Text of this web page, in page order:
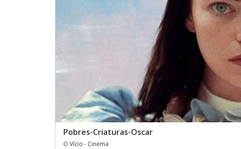
Pobres-Criaturas-Oscar
O Vício - Cinema